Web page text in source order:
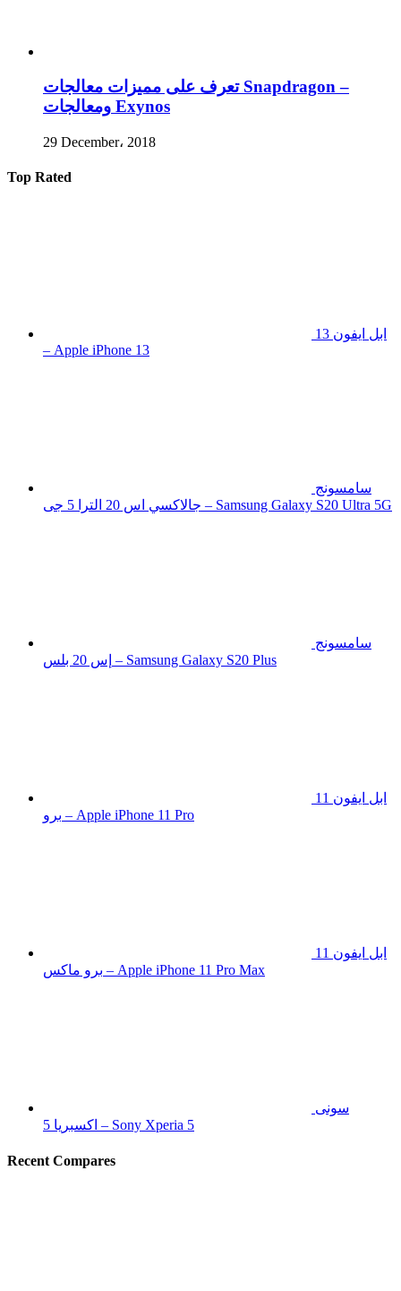
تعرف على مميزات معالجات Snapdragon –
ومعالجات Exynos
29 December، 2018
Top Rated
ابل ايفون 13
– Apple iPhone 13
سامسونج
جالاكسي اس 20 الترا 5 جى – Samsung Galaxy S20 Ultra 5G
سامسونج
إس 20 بلس – Samsung Galaxy S20 Plus
ابل ايفون 11
برو – Apple iPhone 11 Pro
ابل ايفون 11
برو ماكس – Apple iPhone 11 Pro Max
سونى
اكسبريا 5 – Sony Xperia 5
Recent Compares